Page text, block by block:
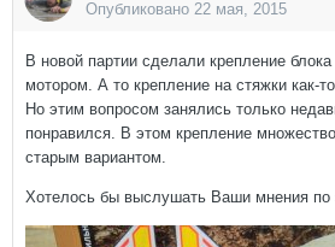
Опубликовано 22 мая, 2015
В новой партии сделали крепление
мотором. А то крепление на стяжки как-
Но этим вопросом занялись только
понравился. В этом крепление
старым вариантом.
Хотелось бы выслушать Ваши мнения по